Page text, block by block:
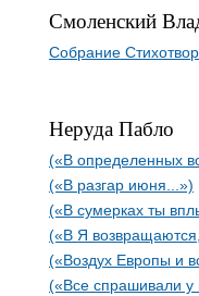
Смоленский
Собрание
Неруда Пабло
(«В определенных
(«В разгар июня...»)
(«В сумерках ты
(«В Я
(«Воздух Европы и
(«Все спрашивали у